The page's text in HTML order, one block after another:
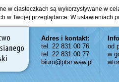
w ciasteczkach są wykorzystywane w
w Twojej przeglądarce. W ustawieniach
Adres i kontakt:
tel. 22 831 00 76
tel. 22 831 00 77
biuro@ptsr.waw.pl
od
w